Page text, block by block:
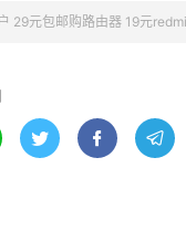
29元包邮购路由器 19元
  